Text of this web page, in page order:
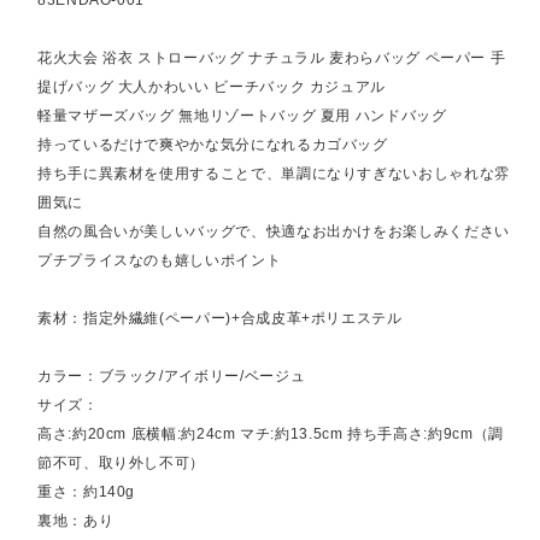
花火大会 浴衣 ストローバッグ ナチュラル 麦わらバッグ ペーパー 手
提げバッグ 大人かわいい ビーチバック カジュアル
軽量マザーズバッグ 無地リゾートバッグ 夏用 ハンドバッグ
持っているだけで爽やかな気分になれるカゴバッグ
持ち手に異素材を使用することで、単調になりすぎないおしゃれな雰
囲気に
自然の風合いが美しいバッグで、快適なお出かけをお楽しみください
プチプライスなのも嬉しいポイント
素材：指定外繊維(ペーパー)+合成皮革+ポリエステル
カラー：ブラック/アイボリー/ベージュ
サイズ：
高さ:約20cm 底横幅:約24cm マチ:約13.5cm 持ち手高さ:約9cm（調
節不可、取り外し不可）
重さ：約140g
裏地：あり